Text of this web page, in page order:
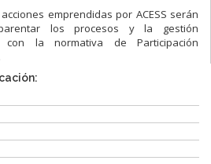
emprendidas por ACESS serán
los procesos y la gestión
con la normativa de Participación